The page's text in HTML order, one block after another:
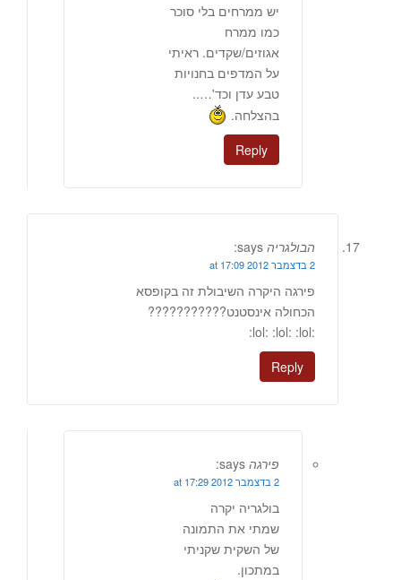
יש ממרחים בלי סוכר
כמו ממרח
אגוזים/שקדים. ראיתי
על המדפים בחנויות
טבע עדן וכד'…..
בהצלחה.
Reply
הבולגריה says:
2 בדצמבר 2012 at 17:09
פירגה היקרה השיבולת זה בקופסא
הכחולה אינסטנט???????????
:lol: :lol: :lol:
Reply
פירגה says:
2 בדצמבר 2012 at 17:29
בולגריה יקרה
שמתי את התמונה
של השקית שקניתי
במתכון.